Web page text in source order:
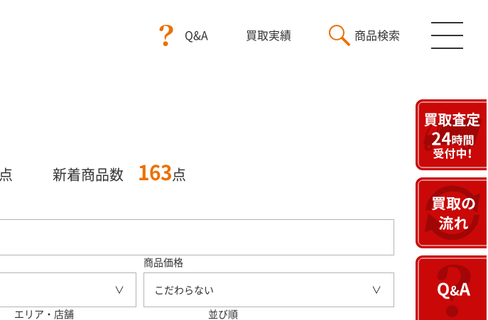
Q&A 買取実績 商品検索
点 新着商品数 163 点
商品価格
こだわらない
エリア・店舗 並び順